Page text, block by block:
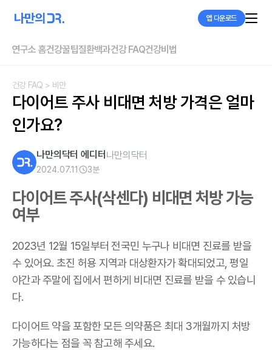
앱 다운로드
연구소 홈건강꿀팁질환백과건강 FAQ건강비법
건강 FAQ > 비만
다이어트 주사 비대면 처방 가격은 얼마
인가요?
나만의닥터 에디터 나만의닥터
2024.07.11 3분
다이어트 주사(삭센다) 비대면 처방 가능
여부
2023년 12월 15일부터 전국민 누구나 비대면 진료를 받을
수 있어요. 초진 허용 지역과 대상환자가 확대되었고, 평일
야간과 주말에 집에서 편하게 비대면 진료를 받을 수 있습니
다.
다이어트 약을 포함한 모든 의약품은 최대 3개월까지 처방
가능하다는 점을 꼭 참고해 주세요.